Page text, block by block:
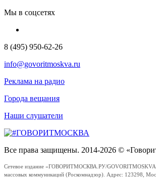
Мы в соцсетях
8 (495) 950-62-26
info@govoritmoskva.ru
Реклама на радио
Города вещания
Наши слушатели
Все права защищены. 2014-2026 ©
Сетевое издание «ГОВОРИТМОСКВА.РУ/
массовых коммуникаций (Роскомнадзор). Адрес: 123298,